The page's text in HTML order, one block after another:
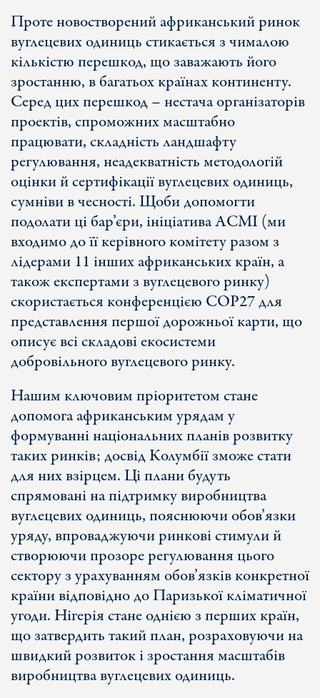
Проте новостворений африканський ринок
вуглецевих одиниць стикається з чималою
кількістю перешкод, що заважають його
зростанню, в багатьох країнах континенту.
Серед цих перешкод – нестача організаторів
проектів, спроможних масштабно
працювати, складність ландшафту
регулювання, неадекватність методологій
оцінки й сертифікації вуглецевих одиниць,
сумніви в чесності. Щоби допомогти
подолати ці бар’єри, ініціатива АСМІ (ми
входимо до її керівного комітету разом з
лідерами 11 інших африканських країн, а
також експертами з вуглецевого ринку)
скористається конференцією СОР27 для
представлення першої дорожньої карти, що
описує всі складові екосистеми
добровільного вуглецевого ринку.
Нашим ключовим пріоритетом стане
допомога африканським урядам у
формуванні національних планів розвитку
таких ринків; досвід Колумбії зможе стати
для них взірцем. Ці плани будуть
спрямовані на підтримку виробництва
вуглецевих одиниць, пояснюючи обов’язки
уряду, впроваджуючи ринкові стимули й
створюючи прозоре регулювання цього
сектору з урахуванням обов’язків конкретної
країни відповідно до Паризької кліматичної
угоди. Нігерія стане однією з перших країн,
що затвердить такий план, розраховуючи на
швидкий розвиток і зростання масштабів
виробництва вуглецевих одиниць.